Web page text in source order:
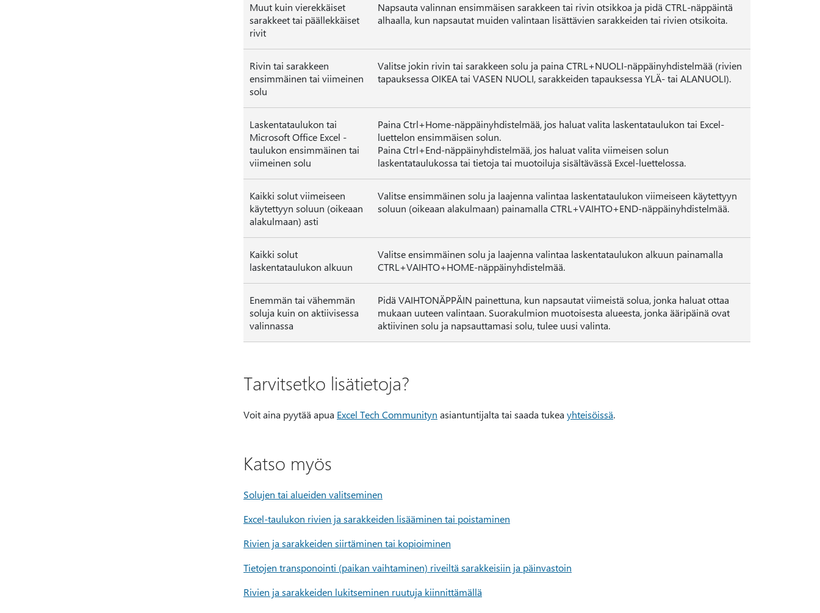
Muut kuin vierekkäiset
sarakkeet tai päällekkäiset
rivit
Napsauta valinnan ensimmäisen sarakkeen tai rivin otsikkoa ja pidä CTRL-näppäintä
alhaalla, kun napsautat muiden valintaan lisättävien sarakkeiden tai rivien otsikoita.
Rivin tai sarakkeen
ensimmäinen tai viimeinen
solu
Valitse jokin rivin tai sarakkeen solu ja paina CTRL+NUOLI-näppäinyhdistelmää (rivien
tapauksessa OIKEA tai VASEN NUOLI, sarakkeiden tapauksessa YLÄ- tai ALANUOLI).
Laskentataulukon tai
Microsoft Office Excel -
taulukon ensimmäinen tai
viimeinen solu
Paina Ctrl+Home-näppäinyhdistelmää, jos haluat valita laskentataulukon tai Excel-
luettelon ensimmäisen solun.
Paina Ctrl+End-näppäinyhdistelmää, jos haluat valita viimeisen solun
laskentataulukossa tai tietoja tai muotoiluja sisältävässä Excel-luettelossa.
Kaikki solut viimeiseen
käytettyyn soluun (oikeaan
alakulmaan) asti
Valitse ensimmäinen solu ja laajenna valintaa laskentataulukon viimeiseen käytettyyn
soluun (oikeaan alakulmaan) painamalla CTRL+VAIHTO+END-näppäinyhdistelmää.
Kaikki solut
laskentataulukon alkuun
Valitse ensimmäinen solu ja laajenna valintaa laskentataulukon alkuun painamalla
CTRL+VAIHTO+HOME-näppäinyhdistelmää.
Enemmän tai vähemmän
soluja kuin on aktiivisessa
valinnassa
Pidä VAIHTONÄPPÄIN painettuna, kun napsautat viimeistä solua, jonka haluat ottaa
mukaan uuteen valintaan. Suorakulmion muotoisesta alueesta, jonka ääripäinä ovat
aktiivinen solu ja napsauttamasi solu, tulee uusi valinta.
Tarvitsetko lisätietoja?
Voit aina pyytää apua Excel Tech Communityn asiantuntijalta tai saada tukea yhteisöissä.
Katso myös
Solujen tai alueiden valitseminen
Excel-taulukon rivien ja sarakkeiden lisääminen tai poistaminen
Rivien ja sarakkeiden siirtäminen tai kopioiminen
Tietojen transponointi (paikan vaihtaminen) riveiltä sarakkeisiin ja päinvastoin
Rivien ja sarakkeiden lukitseminen ruutuja kiinnittämällä